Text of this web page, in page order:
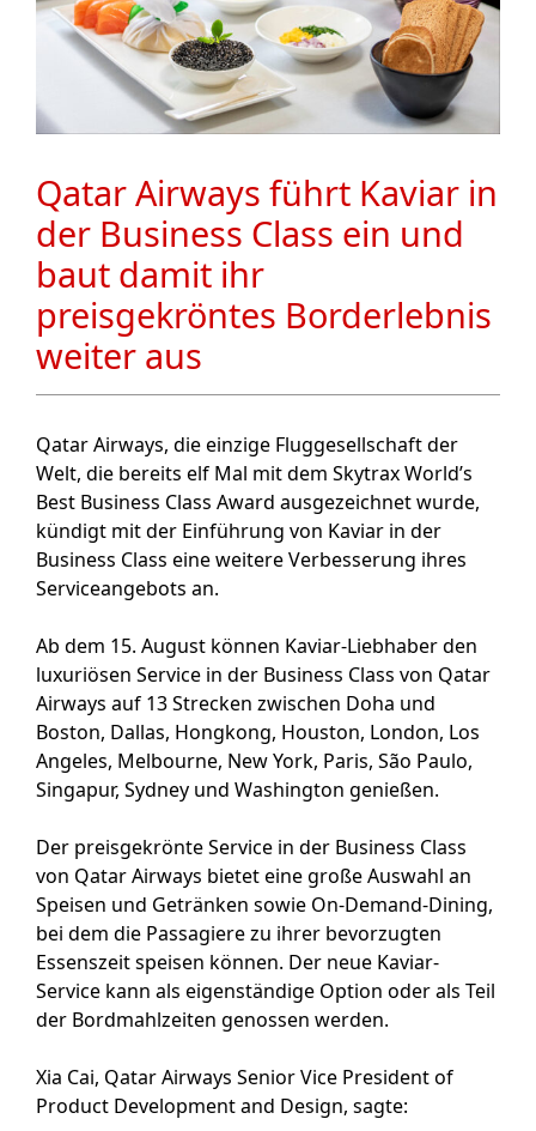
Qatar Airways führt Kaviar in
der Business Class ein und
baut damit ihr
preisgekröntes Borderlebnis
weiter aus
Qatar Airways, die einzige Fluggesellschaft der
Welt, die bereits elf Mal mit dem Skytrax World’s
Best Business Class Award ausgezeichnet wurde,
kündigt mit der Einführung von Kaviar in der
Business Class eine weitere Verbesserung ihres
Serviceangebots an.
Ab dem 15. August können Kaviar-Liebhaber den
luxuriösen Service in der Business Class von Qatar
Airways auf 13 Strecken zwischen Doha und
Boston, Dallas, Hongkong, Houston, London, Los
Angeles, Melbourne, New York, Paris, São Paulo,
Singapur, Sydney und Washington genießen.
Der preisgekrönte Service in der Business Class
von Qatar Airways bietet eine große Auswahl an
Speisen und Getränken sowie On-Demand-Dining,
bei dem die Passagiere zu ihrer bevorzugten
Essenszeit speisen können. Der neue Kaviar-
Service kann als eigenständige Option oder als Teil
der Bordmahlzeiten genossen werden.
Xia Cai, Qatar Airways Senior Vice President of
Product Development and Design, sagte: